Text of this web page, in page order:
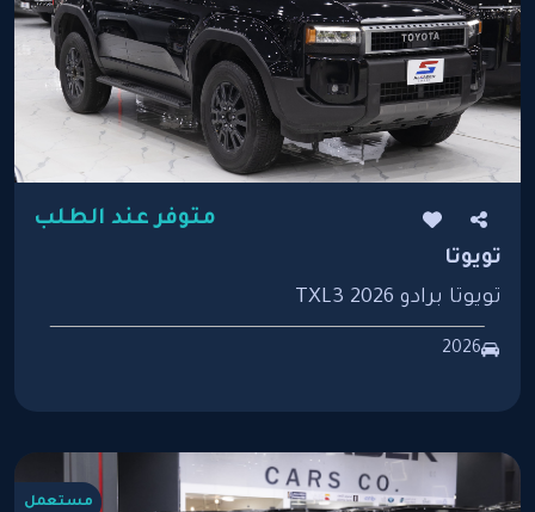
متوفر عند الطلب
تويوتا
تويوتا برادو TXL3 2026
2026
مستعمل